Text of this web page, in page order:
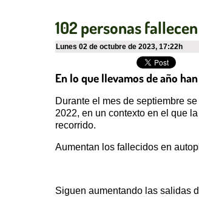
102 personas
lunes 02 de octubre de 2023, 17:22h
En lo que llevamos de año
Durante el mes de septiembre
2022, en un contexto en el que
recorrido.
Aumentan los fallecidos en
Siguen aumentando las salidas